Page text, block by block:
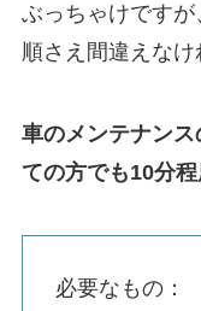
ぶっちゃけです
順さえ間違えなけ
車のメンテナン
ての方でも10分程
必要なもの：